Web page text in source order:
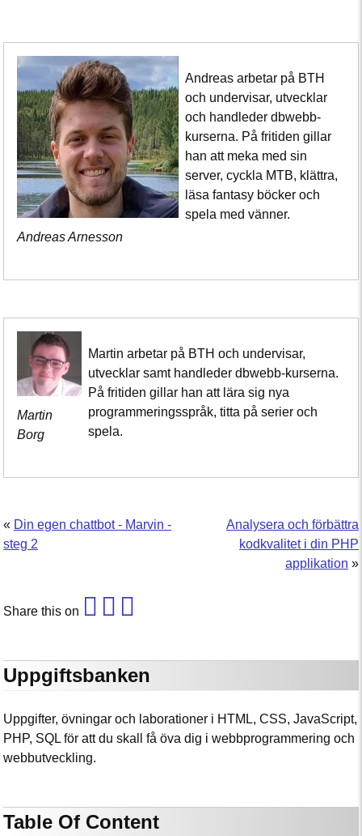
Andreas Arnesson
Andreas arbetar på BTH
och undervisar, utvecklar
och handleder dbwebb-
kurserna. På fritiden gillar
han att meka med sin
server, cyckla MTB, klättra,
läsa fantasy böcker och
spela med vänner.
Martin
Borg
Martin arbetar på BTH och undervisar,
utvecklar samt handleder dbwebb-kurserna.
På fritiden gillar han att lära sig nya
programmeringsspråk, titta på serier och
spela.
Analysera och förbättra
kodkvalitet i din PHP
applikation »
« Din egen chattbot - Marvin -
steg 2
Share this on
Uppgiftsbanken
Uppgifter, övningar och laborationer i HTML, CSS, JavaScript,
PHP, SQL för att du skall få öva dig i webbprogrammering och
webbutveckling.
Table Of Content